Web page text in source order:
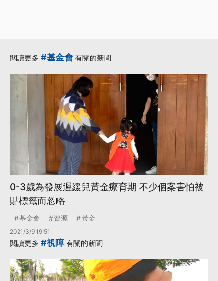
閱讀更多 #基金會 有關的新聞
0-3歲為發展遲緩兒黃金療育期 不少個案害怕被
貼標籤而忽略
基金會 資源 黃金
2021/3/9 19:51
閱讀更多 #視障有關的新聞